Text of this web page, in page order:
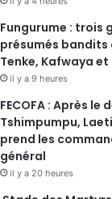
Fungurume : trois
présumés bandits
Tenke, Kafwaya et
il y a 9 heures
FECOFA : Après le
Tshimpumpu,
prend les
général
il y a 20 heures